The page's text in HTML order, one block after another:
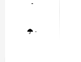
-
-